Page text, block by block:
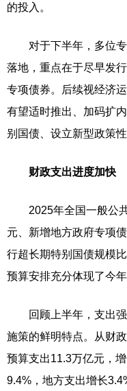
的投入。
对于下半年，多位专
落地，重点在于尽早发
专项债券。后续视经济
有望适时推出、加码扩
别国债、设立新型政策性
财政支出进度加快
2025年全国一般公共
元、新增地方政府专项
行超长期特别国债规模
预算安排充分体现了今
回顾上半年，支出强
施策的鲜明特点。从财
预算支出11.3万亿元，
9.4%，地方支出增长